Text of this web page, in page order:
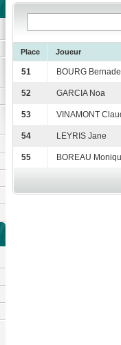
Place Joueur
51 BOURG
52 GARCIA Noa
53 VINAMONT
54 LEYRIS Jane
55 BOREAU